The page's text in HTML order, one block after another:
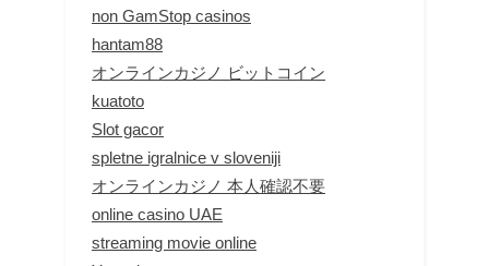
non GamStop casinos
hantam88
オンラインカジノ ビットコイン
kuatoto
Slot gacor
spletne igralnice v sloveniji
オンラインカジノ 本人確認不要
online casino UAE
streaming movie online